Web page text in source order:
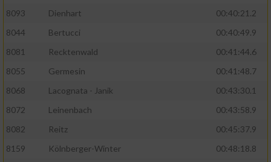
8093
Dienhart
00:40:21.2
8044
Bertucci
00:40:49.9
8081
Recktenwald
00:41:44.6
8055
Germesin
00:41:48.7
8068
Lacognata - Janik
00:43:30.1
8072
Leinenbach
00:43:58.9
8082
Reitz
00:45:37.9
8159
Kölnberger-Winter
00:48:18.8